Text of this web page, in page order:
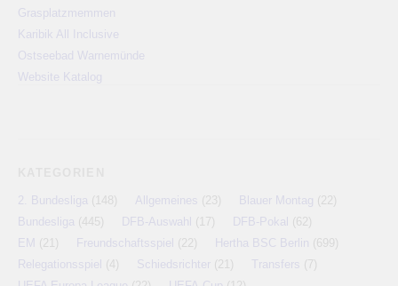
Grasplatzmemmen
Karibik All Inclusive
Ostseebad Warnemünde
Website Katalog
2. Bundesliga (148) Allgemeines (23) Blauer Montag (22)
Bundesliga (445) DFB-Auswahl (17) DFB-Pokal (62)
EM (21) Freundschaftsspiel (22) Hertha BSC Berlin (699)
Relegationsspiel (4) Schiedsrichter (21) Transfers (7)